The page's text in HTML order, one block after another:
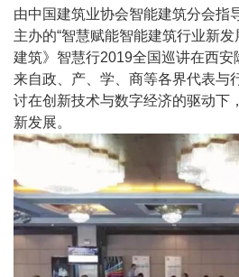
由中国建筑业协会智能建筑分会指
主办的“智慧赋能智能建筑行业新
建筑》智慧行2019全国巡讲在西安
来自政、产、学、商等各界代表与
讨在创新技术与数字经济的驱动下
新发展。